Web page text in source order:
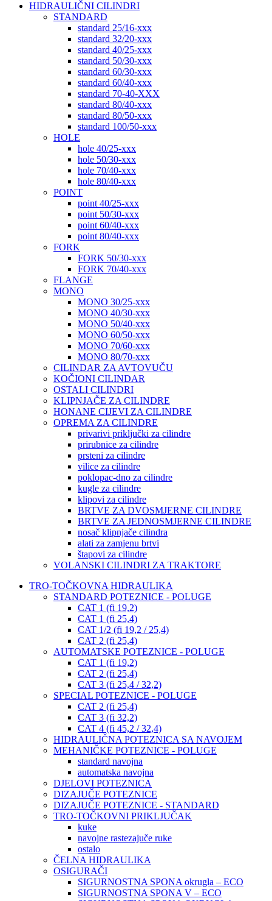
HIDRAULIČNI CILINDRI
STANDARD
standard 25/16-xxx
standard 32/20-xxx
standard 40/25-xxx
standard 50/30-xxx
standard 60/30-xxx
standard 60/40-xxx
standard 70-40-XXX
standard 80/40-xxx
standard 80/50-xxx
standard 100/50-xxx
HOLE
hole 40/25-xxx
hole 50/30-xxx
hole 70/40-xxx
hole 80/40-xxx
POINT
point 40/25-xxx
point 50/30-xxx
point 60/40-xxx
point 80/40-xxx
FORK
FORK 50/30-xxx
FORK 70/40-xxx
FLANGE
MONO
MONO 30/25-xxx
MONO 40/30-xxx
MONO 50/40-xxx
MONO 60/50-xxx
MONO 70/60-xxx
MONO 80/70-xxx
CILINDAR ZA AVTOVUČU
KOČIONI CILINDAR
OSTALI CILINDRI
KLIPNJAČE ZA CILINDRE
HONANE CIJEVI ZA CILINDRE
OPREMA ZA CILINDRE
privarivi priključki za cilindre
prirubnice za cilindre
prsteni za cilindre
vilice za cilindre
poklopac-dno za cilindre
kugle za cilindre
klipovi za cilindre
BRTVE ZA DVOSMJERNE CILINDRE
BRTVE ZA JEDNOSMJERNE CILINDRE
nosač klipnjače cilindra
alati za zamjenu brtvi
štapovi za cilindre
VOLANSKI CILINDRI ZA TRAKTORE
TRO-TOČKOVNA HIDRAULIKA
STANDARD POTEZNICE - POLUGE
CAT 1 (fi 19,2)
CAT 1 (fi 25,4)
CAT 1/2 (fi 19,2 / 25,4)
CAT 2 (fi 25,4)
AUTOMATSKE POTEZNICE - POLUGE
CAT 1 (fi 19,2)
CAT 2 (fi 25,4)
CAT 3 (fi 25,4 / 32,2)
SPECIAL POTEZNICE - POLUGE
CAT 2 (fi 25,4)
CAT 3 (fi 32,2)
CAT 4 (fi 45,2 / 32,4)
HIDRAULIČNA POTEZNICA SA NAVOJEM
MEHANIČKE POTEZNICE - POLUGE
standard navojna
automatska navojna
DJELOVI POTEZNICA
DIZAJUČE POTEZNICE
DIZAJUČE POTEZNICE - STANDARD
TRO-TOČKOVNI PRIKLJUČAK
kuke
navojne rastezajuče ruke
ostalo
ČELNA HIDRAULIKA
OSIGURAČI
SIGURNOSTNA SPONA okrugla – ECO
SIGURNOSTNA SPONA V – ECO